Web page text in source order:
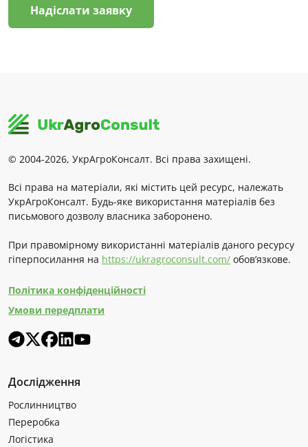
Надіслати заявку
© 2004-2026, УкрАгроКонсалт. Всі права захищені.
Всі права на матеріали, які містить цей ресурс, належать
УкрАгроКонсалт. Будь-яке використання матеріалів без
письмового дозволу власника заборонено.
При правомірному використанні матеріалів даного ресурсу
гіперпосилання на https://ukragroconsult.com/ обов’язкове.
Політика конфіденційності
Умови передплати
Дослідження
Рослинництво
Переробка
Логістика